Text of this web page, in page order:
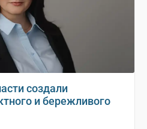
создали
и бережливого